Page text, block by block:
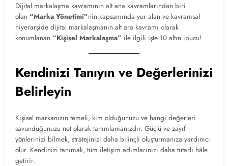
Dijital markalaşma kavramının alt ana kavramlarından biri
olan “Marka Yönetimi”nin kapsamında yer alan ve kavramsal
hiyerarşide dijital markalaşmanın alt ara kavramı olarak
konumlanan “Kişisel Markalaşma” ile ilgili işte 10 altın ipucu!
Kendinizi Tanıyın ve Değerlerinizi
Belirleyin
Kişisel markanızın temeli, kim olduğunuzu ve hangi değerleri
savunduğunuzu net olarak tanımlamanızdır. Güçlü ve zayıf
yönlerinizi bilmek, stratejinizi daha bilinçli oluşturmanıza yardımcı
olur. Kendinizi tanımak, tüm iletişim adımlarınızı daha tutarlı hâle
getirir.